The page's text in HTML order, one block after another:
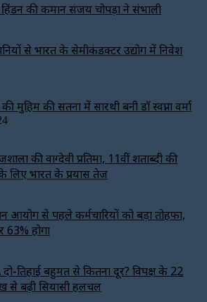
की कमान संजय चोपड़ा ने संभाली
से भारत के सेमीकंडक्टर उद्योग में निवेश
मुहिम की सतना में सारथी बनी डाॅ स्वप्ना वर्मा
की वाग्देवी प्रतिमा, 11वीं शताब्दी की
लिए भारत के प्रयास तेज
आयोग से पहले कर्मचारियों को बड़ा तोहफा,
63% होगा
तिहाई बहुमत से कितना दूर? विपक्ष के 22
से बढ़ी सियासी हलचल